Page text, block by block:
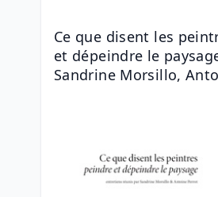
Ce que disent les
et dépeindre le
Sandrine Morsillo,